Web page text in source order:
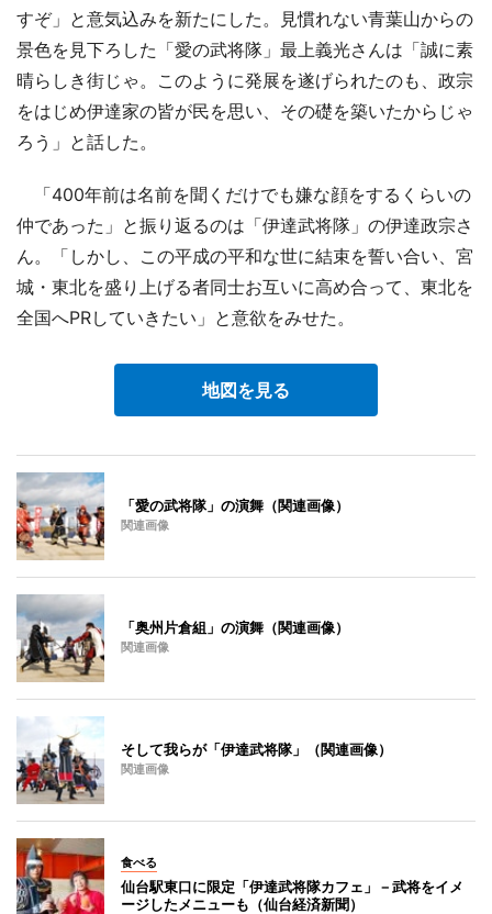
すぞ」と意気込みを新たにした。見慣れない青葉山からの
景色を見下ろした「愛の武将隊」最上義光さんは「誠に素
晴らしき街じゃ。このように発展を遂げられたのも、政宗
をはじめ伊達家の皆が民を思い、その礎を築いたからじゃ
ろう」と話した。
「400年前は名前を聞くだけでも嫌な顔をするくらいの
仲であった」と振り返るのは「伊達武将隊」の伊達政宗さ
ん。「しかし、この平成の平和な世に結束を誓い合い、宮
城・東北を盛り上げる者同士お互いに高め合って、東北を
全国へPRしていきたい」と意欲をみせた。
地図を見る
「愛の武将隊」の演舞（関連画像）
関連画像
「奥州片倉組」の演舞（関連画像）
関連画像
そして我らが「伊達武将隊」（関連画像）
関連画像
食べる
仙台駅東口に限定「伊達武将隊カフェ」－武将をイメ
ージしたメニューも（仙台経済新聞）